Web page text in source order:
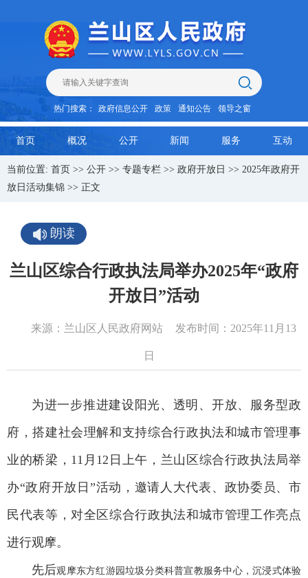
热门搜索： 政府信息公开 政策 通知公告 领导之窗
首页 概况 公开 新闻 服务 互动
当前位置: 首页 >> 公开 >> 专题专栏 >> 政府开放日 >> 2025年政府开
放日活动集锦 >> 正文
朗读
兰山区综合行政执法局举办2025年“政府
开放日”活动
来源：兰山区人民政府网站 发布时间：2025年11月13
日
为进一步推进建设阳光、透明、开放、服务型政
府，搭建社会理解和支持综合行政执法和城市管理事
业的桥梁，11月12日上午，兰山区综合行政执法局举
办“政府开放日”活动，邀请人大代表、政协委员、市
民代表等，对全区综合行政执法和城市管理工作亮点
进行观摩。
先后观摩东方红游园垃圾分类科普宣教服务中心，沉浸式体验